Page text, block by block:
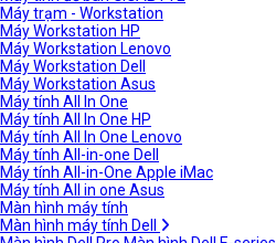
Máy trạm - Workstation
Máy Workstation HP
Máy Workstation Lenovo
Máy Workstation Dell
Máy Workstation Asus
Máy tính All In One
Máy tính All In One HP
Máy tính All In One Lenovo
Máy tính All-in-one Dell
Máy tính All-in-One Apple iMac
Máy tính All in one Asus
Màn hình máy tính
Màn hình máy tính Dell